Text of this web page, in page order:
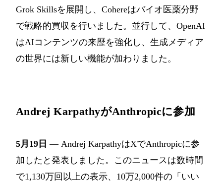
Grok Skillsを展開し、Cohereはバイオ医薬分野
で戦略的買収を行いました。並行して、OpenAI
はAIコンテンツの来歴を強化し、生成メディア
の世界には新しい機能が加わりました。
Andrej KarpathyがAnthropicに参加
5月19日 — Andrej KarpathyはXでAnthropicに参
加したと発表しました。このニュースは数時間
で1,130万回以上の表示、10万2,000件の「いい